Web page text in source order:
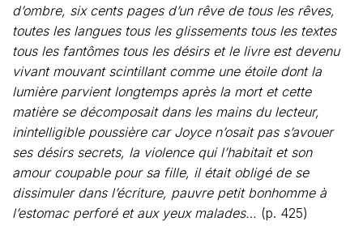
d’ombre, six cents pages d’un rêve de tous les rêves,
toutes les langues tous les glissements tous les textes
tous les fantômes tous les désirs et le livre est devenu
vivant mouvant scintillant comme une étoile dont la
lumière parvient longtemps après la mort et cette
matière se décomposait dans les mains du lecteur,
inintelligible poussière car Joyce n’osait pas s’avouer
ses désirs secrets, la violence qui l’habitait et son
amour coupable pour sa fille, il était obligé de se
dissimuler dans l’écriture, pauvre petit bonhomme à
l’estomac perforé et aux yeux malades… (p. 425)